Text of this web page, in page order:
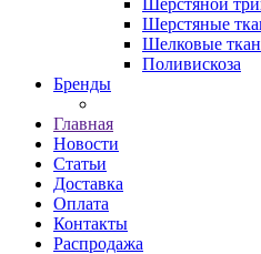
Шерстяной
Шерстяные
Шелковые
Поливискоза
Бренды
Главная
Новости
Статьи
Доставка
Оплата
Контакты
Распродажа